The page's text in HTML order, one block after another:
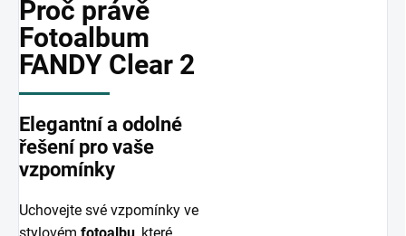
Proč právě
Fotoalbum
FANDY Clear 2
Elegantní a odolné
řešení pro vaše
vzpomínky
Uchovejte své vzpomínky ve